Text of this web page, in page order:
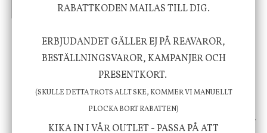
KÖP INFO KÖP
Vi vill förmedla känsla, upplevelse och
välbefinnande för dig och ditt hem! Med
inspiration från naturen och dess färgpalett
erbjuder vi omsorgsfullt utvalda produkter som
RABATTKODEN MAILAS TILL DIG.
ERBJUDANDET GÄLLER EJ PÅ REAVAROR,
BESTÄLLNINGSVAROR, KAMPANJER OCH
PRESENTKORT.
(SKULLE DETTA TROTS ALLT SKE, KOMMER VI MANUELLT
PLOCKA BORT RABATTEN)
KIKA IN I VÅR OUTLET - PASSA PÅ ATT